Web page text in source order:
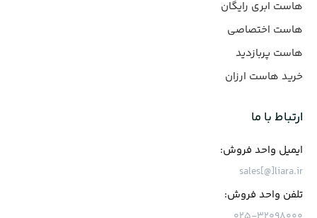
هاست ابری رایگان
هاست اختصاصی
هاست پربازدید
خرید هاست ارزان
ارتباط با ما
ایمیل واحد فروش:
sales[@]liara.ir
تلفن واحد فروش: